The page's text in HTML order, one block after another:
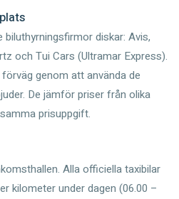
diskar: Avis,
och Tui Cars (Ultramar Express).
genom att använda de
De jämför priser från olika
prisuppgift.
Alla officiella taxibilar
kilometer under dagen (06.00 –